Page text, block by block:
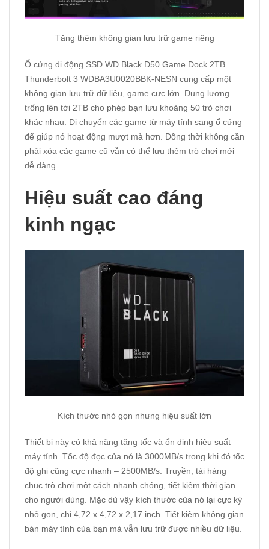
Tăng thêm không gian lưu trữ game riêng
Ổ cứng di động SSD WD Black D50 Game Dock 2TB
Thunderbolt 3 WDBA3U0020BBK-NESN cung cấp một
không gian lưu trữ dữ liệu, game cực lớn. Dung lượng
trống lên tới 2TB cho phép bạn lưu khoảng 50 trò chơi
khác nhau. Di chuyển các game từ máy tính sang ổ cứng
để giúp nó hoạt động mượt mà hơn. Đồng thời không cần
phải xóa các game cũ vẫn có thể lưu thêm trò chơi mới
dễ dàng.
Hiệu suất cao đáng
kinh ngạc
Kích thước nhỏ gọn nhưng hiệu suất lớn
Thiết bị này có khả năng tăng tốc và ổn định hiệu suất
máy tính. Tốc độ đọc của nó là 3000MB/s trong khi đó tốc
độ ghi cũng cực nhanh – 2500MB/s. Truyền, tải hàng
chục trò chơi một cách nhanh chóng, tiết kiệm thời gian
cho người dùng. Mặc dù vậy kích thước của nó lại cực kỳ
nhỏ gọn, chỉ 4,72 x 4,72 x 2,17 inch. Tiết kiệm không gian
bàn máy tính của bạn mà vẫn lưu trữ được nhiều dữ liệu.